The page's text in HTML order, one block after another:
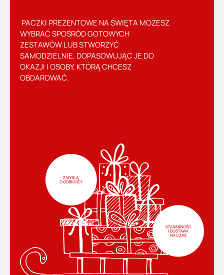
PACZKI PREZENTOWE NA ŚWIĘTA MOŻESZ
WYBRAĆ SPOŚRÓD GOTOWYCH
ZESTAWÓW LUB STWORZYĆ
SAMODZIELNIE, DOPASOWUJĄC JE DO
OKAZJI I OSOBY, KTÓRĄ CHCESZ
OBDAROWAĆ.